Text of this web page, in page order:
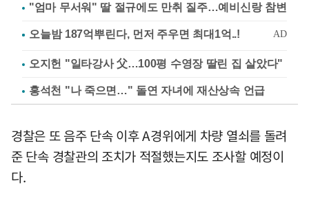
"엄마 무서워" 딸 절규에도 만취 질주…예비신랑 참변
오지헌 "일타강사 父…100평 수영장 딸린 집 살았다"
홍석천 "나 죽으면…" 돌연 자녀에 재산상속 언급
경찰은 또 음주 단속 이후 A경위에게 차량 열쇠를 돌려
준 단속 경찰관의 조치가 적절했는지도 조사할 예정이
다.